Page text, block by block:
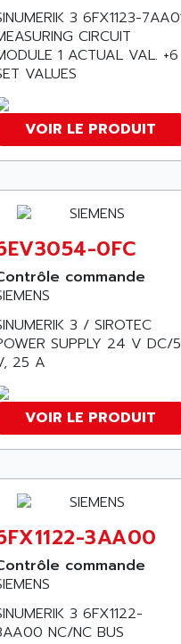
3 6FX1123-
CIRCUIT
1 ACTUAL VAL. +6
VALUES
VOIR LE PRODUIT
0FC
commande
3 / SIROTEC
SUPPLY 24 V DC/5
25 A
VOIR LE PRODUIT
3AA00
commande
3 6FX1122-
NC/NC BUS